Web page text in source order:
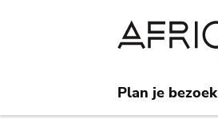
Plan je bezoek